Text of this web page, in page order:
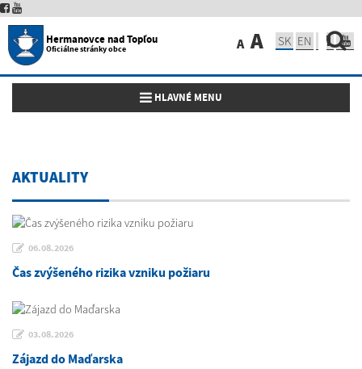
Hermanovce nad Topľou
Oficiálne stránky obce A A SK EN
Toggle navigation
HLAVNÉ MENU
AKTUALITY
06.08.2026
Čas zvýšeného rizika vzniku požiaru
03.08.2026
Zájazd do Maďarska